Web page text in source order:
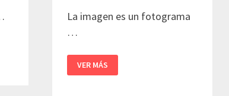
La imagen es un fotograma
…
UNOS
DÓLARES
VER MÁS